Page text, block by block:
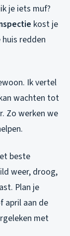
je iets muf?
kost je
redden
Ik vertel
wachten tot
Zo werken we
beste
weer, droog,
Plan je
april aan de
met